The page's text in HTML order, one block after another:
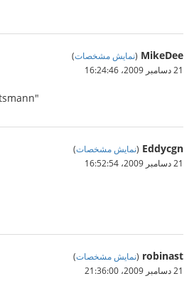
MikeDee
(نمایش مشخصات)
21 دسامبر 2009،‏ 16:24:46
Eddycgn
(نمایش مشخصات)
21 دسامبر 2009،‏ 16:52:54
robinast
(نمایش مشخصات)
21 دسامبر 2009،‏ 21:36:00